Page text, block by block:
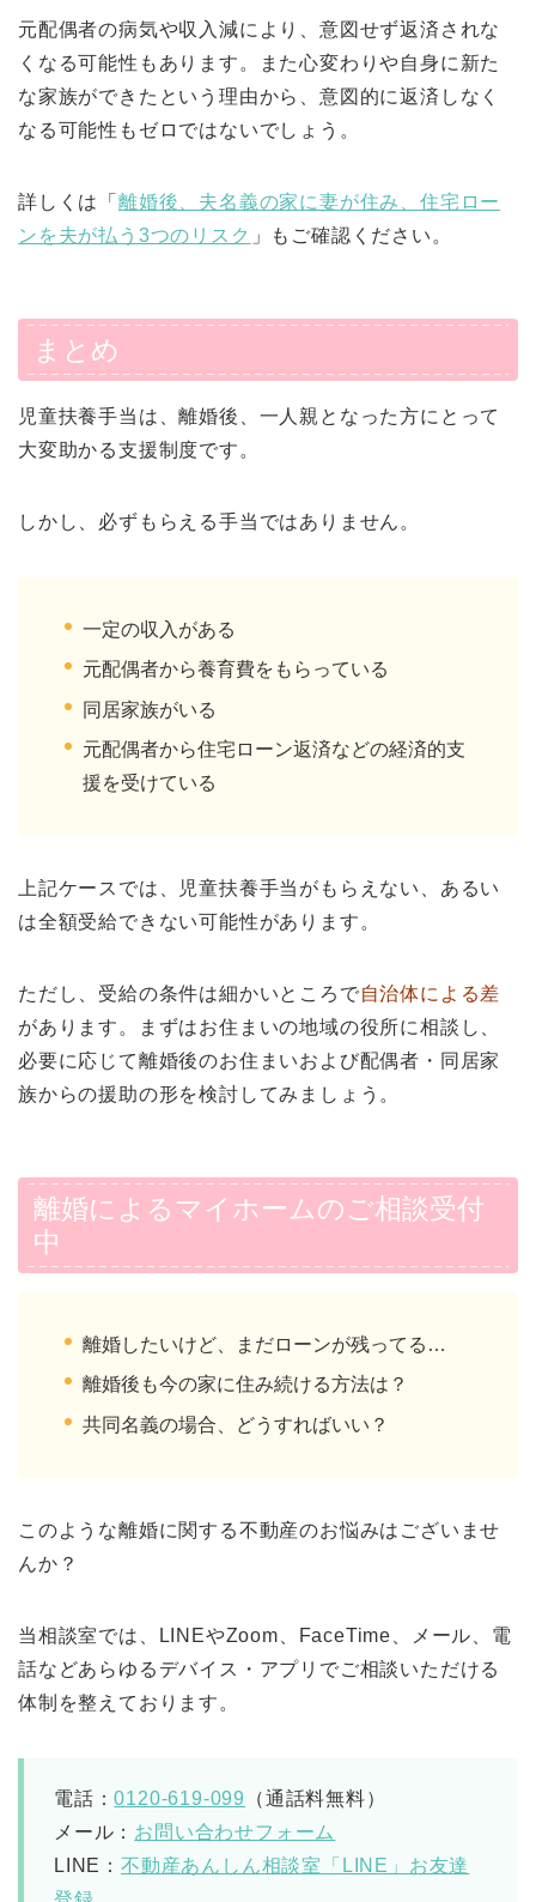
元配偶者の病気や収入減により、意図せず返済されな
くなる可能性もあります。また心変わりや自身に新た
な家族ができたという理由から、意図的に返済しなく
なる可能性もゼロではないでしょう。
詳しくは「 離婚後、夫名義の家に妻が住み、住宅ロー
ンを夫が払う3つのリスク 」もご確認ください。
まとめ
児童扶養手当は、離婚後、一人親となった方にとって
大変助かる支援制度です。
しかし、必ずもらえる手当ではありません。
一定の収入がある
元配偶者から養育費をもらっている
同居家族がいる
元配偶者から住宅ローン返済などの経済的支
援を受けている
上記ケースでは、児童扶養手当がもらえない、あるい
は全額受給できない可能性があります。
ただし、受給の条件は細かいところで自治体による差
があります。まずはお住まいの地域の役所に相談し、
必要に応じて離婚後のお住まいおよび配偶者・同居家
族からの援助の形を検討してみましょう。
離婚によるマイホームのご相談受付
中
離婚したいけど、まだローンが残ってる…
離婚後も今の家に住み続ける方法は？
共同名義の場合、どうすればいい？
このような離婚に関する不動産のお悩みはございませ
んか？
当相談室では、LINEやZoom、FaceTime、メール、電
話などあらゆるデバイス・アプリでご相談いただける
体制を整えております。
電話：0120-619-099
（通話料無料）
メール： お問い合わせフォーム
LINE： 不動産あんしん相談室「LINE」お友達